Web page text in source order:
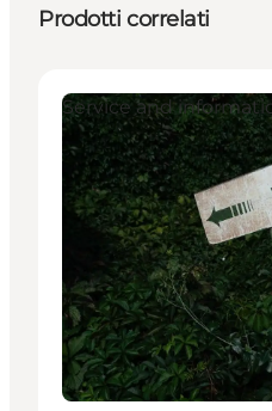
Prodotti correlati
Service and